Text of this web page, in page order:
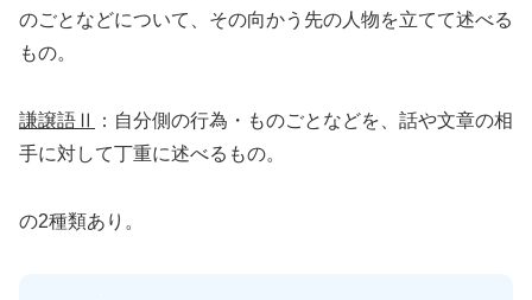
のごとなどについて、その向かう先の人物を立てて述べる
もの。
謙譲語Ⅱ
：自分側の行為・ものごとなどを、話や文章の相
手に対して丁重に述べるもの。
の2種類あり。